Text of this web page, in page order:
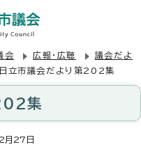
会 広報・広聴
議会だよ
日立市議会だより第202集
集
月27日